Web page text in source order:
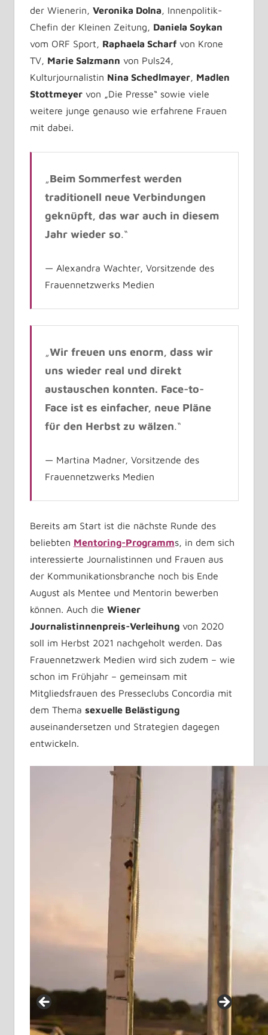
der Wienerin, Veronika Dolna, Innenpolitik-
Chefin der Kleinen Zeitung, Daniela Soykan
vom ORF Sport, Raphaela Scharfvon Krone
TV, Marie Salzmann von Puls24,
Kulturjournalistin Nina Schedlmayer, Madlen
Stottmeyervon „Die Presse“ sowie viele
weitere junge genauso wie erfahrene Frauen
mit dabei.
„Beim Sommerfest werden
traditionell neue Verbindungen
geknüpft, das war auch in diesem
Jahr wieder so.“
Alexandra Wachter, Vorsitzende des
Frauennetzwerks Medien
„Wir freuen uns enorm, dass wir
uns wieder real und direkt
austauschen konnten. Face-to-
Face ist es einfacher, neue Pläne
für den Herbst zu wälzen.“
Martina Madner, Vorsitzende des
Frauennetzwerks Medien
Bereits am Start ist die nächste Runde des
beliebten Mentoring-Programms, in dem sich
interessierte Journalistinnen und Frauen aus
der Kommunikationsbranche noch bis Ende
August als Mentee und Mentorin bewerben
können. Auch die Wiener
Journalistinnenpreis-Verleihungvon 2020
soll im Herbst 2021 nachgeholt werden. Das
Frauennetzwerk Medien wird sich zudem – wie
schon im Frühjahr – gemeinsam mit
Mitgliedsfrauen des Presseclubs Concordia mit
dem Thema sexuelle Belästigung
auseinandersetzen und Strategien dagegen
entwickeln.